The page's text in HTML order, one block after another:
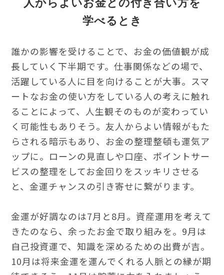
人からよいお金との付き合い方を
学べるとき
誰かの影響を受けることで、お金の価値観が成
長していく下半期です。仕事関係などの場で、
活躍している人に目を向けることが大事。スマ
ートなお金の使い方をしている人の考えに触れ
ることによって、人生観そのものが変わってい
く可能性もありそう。友人からよい情報がもた
らされる暗示もあり、お金の整理整頓も運気ア
ップに。ローンの見直しや口座、ポイントサー
ビスの整理をしてお金回りをスッキリさせる
と、金運チャンスの引き寄せに繋がります。
金運が好調なのは7月と8月。資産運用を考えて
きたのなら、余ったお金で取り組みを。9月は
自己投資運で、知識を深めるための出費が吉。
10月は将来金運を運んでくれる人脈との縁が期